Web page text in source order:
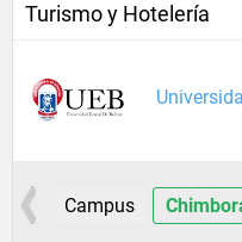
Turismo y Hotelería
Campus